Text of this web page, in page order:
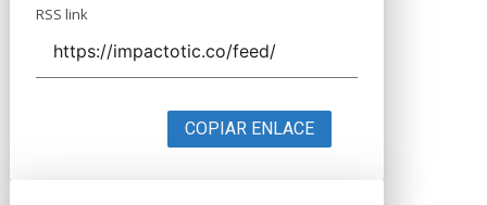
RSS link
COPIAR ENLACE